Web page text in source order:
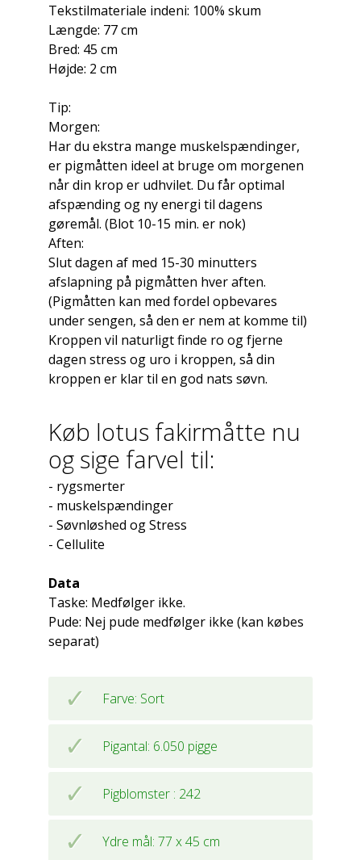
Tekstilmateriale indeni: 100% skum
Længde: 77 cm
Bred: 45 cm
Højde: 2 cm
Tip:
Morgen:
Har du ekstra mange muskelspændinger,
er pigmåtten ideel at bruge om morgenen
når din krop er udhvilet. Du får optimal
afspænding og ny energi til dagens
gøremål. (Blot 10-15 min. er nok)
Aften:
Slut dagen af med 15-30 minutters
afslapning på pigmåtten hver aften.
(Pigmåtten kan med fordel opbevares
under sengen, så den er nem at komme til)
Kroppen vil naturligt finde ro og fjerne
dagen stress og uro i kroppen, så din
kroppen er klar til en god nats søvn.
Køb lotus fakirmåtte nu
og sige farvel til:
- rygsmerter
- muskelspændinger
- Søvnløshed og Stress
- Cellulite
Data
Taske: Medfølger ikke.
Pude: Nej pude medfølger ikke (kan købes
separat)
Farve: Sort
Pigantal: 6.050 pigge
Pigblomster : 242
Ydre mål: 77 x 45 cm